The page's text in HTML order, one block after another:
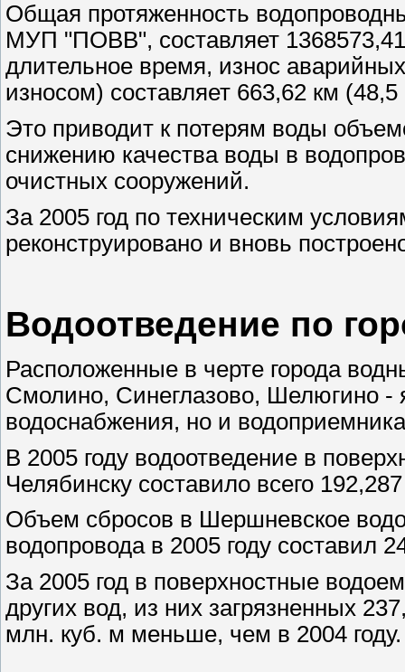
Общая протяженность
МУП "ПОВВ", составляет
длительное время, износ
износом) составляет 663,62 км
Это приводит к потерям воды
снижению качества воды в
очистных сооружений.
За 2005 год по техническим
реконструировано и вновь
Водоотведение по
Расположенные в черте города
Смолино, Синеглазово, Шелюгино -
водоснабжения, но и
В 2005 году водоотведение в
Челябинску составило всего
Объем сбросов в Шершневское
водопровода в 2005 году составил
За 2005 год в поверхностные
других вод, из них загрязненных
млн. куб. м меньше, чем в 2004 году.